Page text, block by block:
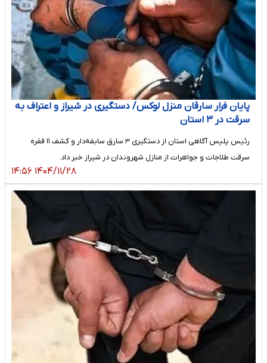
پایان فرار سارقان منزل لوکس/ دستگیری در شیراز و اعتراف به
سرقت در ٣ استان
رئیس پلیس آگاهی استان از دستگیری ٣ سارق سابقه‌دار و کشف ١١ فقره
سرقت طلاجات و جواهرات از منازل شهروندان در شیراز خبر داد.
۱۴۰۴/۱۱/۲۸ ۱۴:۵۶